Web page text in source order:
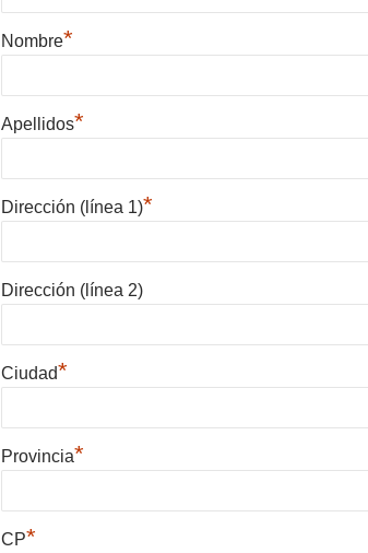
Nombre*
Apellidos*
Dirección (línea 1)*
Dirección (línea 2)
Ciudad*
Provincia*
CP*